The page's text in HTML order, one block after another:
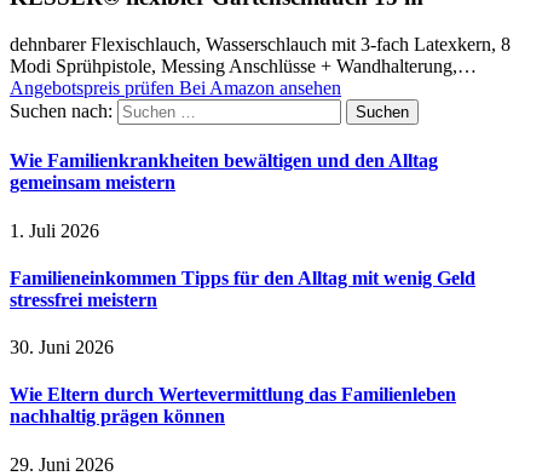
dehnbarer Flexischlauch, Wasserschlauch mit 3-fach Latexkern, 8
Modi Sprühpistole, Messing Anschlüsse + Wandhalterung,…
Angebotspreis prüfen Bei Amazon ansehen
Suchen nach:
Wie Familienkrankheiten bewältigen und den Alltag
gemeinsam meistern
1. Juli 2026
Familieneinkommen Tipps für den Alltag mit wenig Geld
stressfrei meistern
30. Juni 2026
Wie Eltern durch Wertevermittlung das Familienleben
nachhaltig prägen können
29. Juni 2026